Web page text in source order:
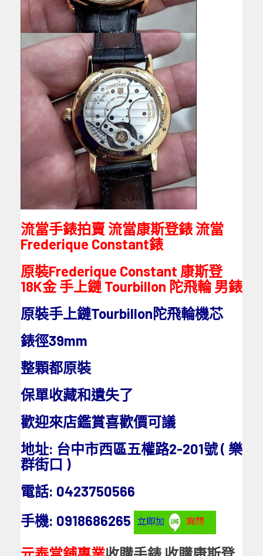
流當手錶拍賣 流當康斯登錶 流當
Frederique Constant錶
原裝Frederique Constant 康斯登
18K金 手上鏈 Tourbillon 陀飛輪 男錶
原裝手上鏈Tourbillon陀飛輪機芯
錶徑39mm
整顆都原裝
保單收藏和遺失了
歡迎來店鑑賞喜歡價可議
地址: 台中市西區五權路2-201號 ( 樂
群街口 )
電話: 0423750566
手機: 0918686265